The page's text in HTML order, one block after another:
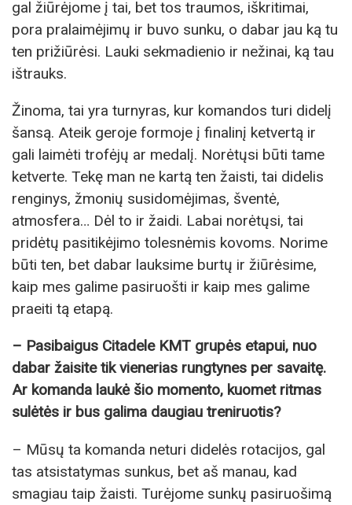
gal žiūrėjome į tai, bet tos traumos, iškritimai,
pora pralaimėjimų ir buvo sunku, o dabar jau ką tu
ten prižiūrėsi. Lauki sekmadienio ir nežinai, ką tau
ištrauks.
Žinoma, tai yra turnyras, kur komandos turi didelį
šansą. Ateik geroje formoje į finalinį ketvertą ir
gali laimėti trofėjų ar medalį. Norėtųsi būti tame
ketverte. Tekę man ne kartą ten žaisti, tai didelis
renginys, žmonių susidomėjimas, šventė,
atmosfera… Dėl to ir žaidi. Labai norėtųsi, tai
pridėtų pasitikėjimo tolesnėmis kovoms. Norime
būti ten, bet dabar lauksime burtų ir žiūrėsime,
kaip mes galime pasiruošti ir kaip mes galime
praeiti tą etapą.
– Pasibaigus Citadele KMT grupės etapui, nuo
dabar žaisite tik vienerias rungtynes per savaitę.
Ar komanda laukė šio momento, kuomet ritmas
sulėtės ir bus galima daugiau treniruotis?
– Mūsų ta komanda neturi didelės rotacijos, gal
tas atsistatymas sunkus, bet aš manau, kad
smagiau taip žaisti. Turėjome sunkų pasiruošimą